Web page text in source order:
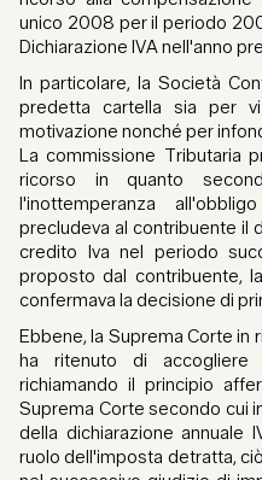
unico 2008 per il periodo
Dichiarazione IVA nell'anno
In particolare, la Società
predetta cartella sia per
motivazione nonché per
La commissione Tributaria
ricorso in quanto
l'inottemperanza
precludeva al contribuente il
credito Iva nel periodo
proposto dal contribuente,
confermava la decisione di
Ebbene, la Suprema Corte in
ha ritenuto di accogliere
richiamando il principio
Suprema Corte secondo cui
della dichiarazione annuale
ruolo dell'imposta detratta,